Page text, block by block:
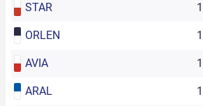
STAR 1
ORLEN 1
AVIA 1
ARAL 1